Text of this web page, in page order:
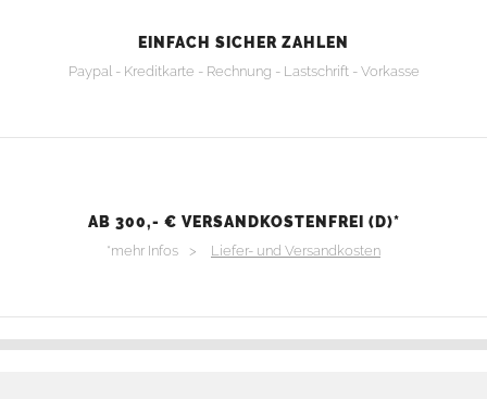
EINFACH SICHER ZAHLEN
Paypal - Kreditkarte - Rechnung - Lastschrift - Vorkasse
AB 300,- € VERSANDKOSTENFREI (D)*
*mehr Infos > Liefer- und Versandkosten